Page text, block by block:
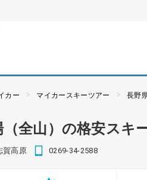
カー マイカースキーツアー 長野
全山）の格安スキ
賀高原 0269-34-2588